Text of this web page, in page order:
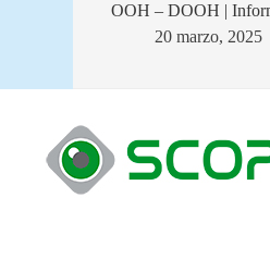
OOH – DOOH |
20 marzo, 2025